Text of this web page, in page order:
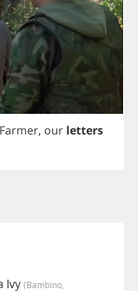
Farmer, our letters
Ivy (bambino,